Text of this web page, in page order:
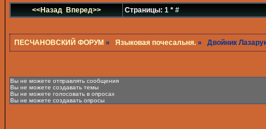
<<Назад Вперед>> Страницы: 1 * #
ПЕСЧАНОВСКИЙ ФОРУМ » Языковая почесальня. » Двойник
Вы не можете отправлять сообщения
Вы не можете создавать темы
Вы не можете голосовать в опросах
Вы не можете создавать опросы